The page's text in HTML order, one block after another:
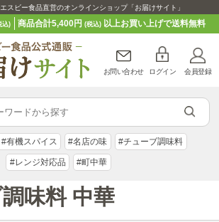
スビー食品直営のオンラインショップ「お届けサイト」
込) 商品合計5,400円 (税込)以上お買い上げで送料無料
お問い合わせ ログイン 会員登録
#有機スパイス #名店の味 #チューブ調味料
#レンジ対応品 #町中華
味料 中華